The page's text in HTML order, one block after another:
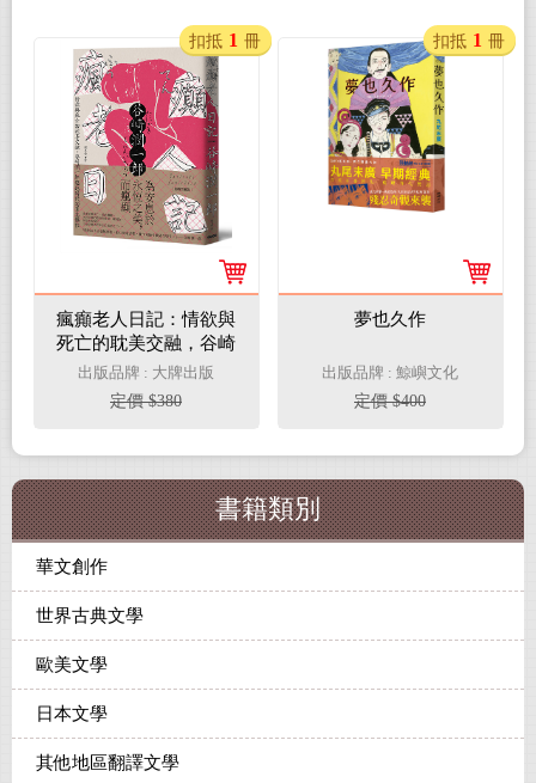
瘋癲老人日記：情欲與
死亡的耽美交融，谷崎
潤一郎超越時代的至高
傑作【經典珍藏版】
出版品牌 : 大牌出版
定價 $380
扣抵 1 冊
夢也久作
出版品牌 : 鯨嶼文化
定價 $400
扣抵 1 冊
書籍類別
華文創作
世界古典文學
歐美文學
日本文學
其他地區翻譯文學